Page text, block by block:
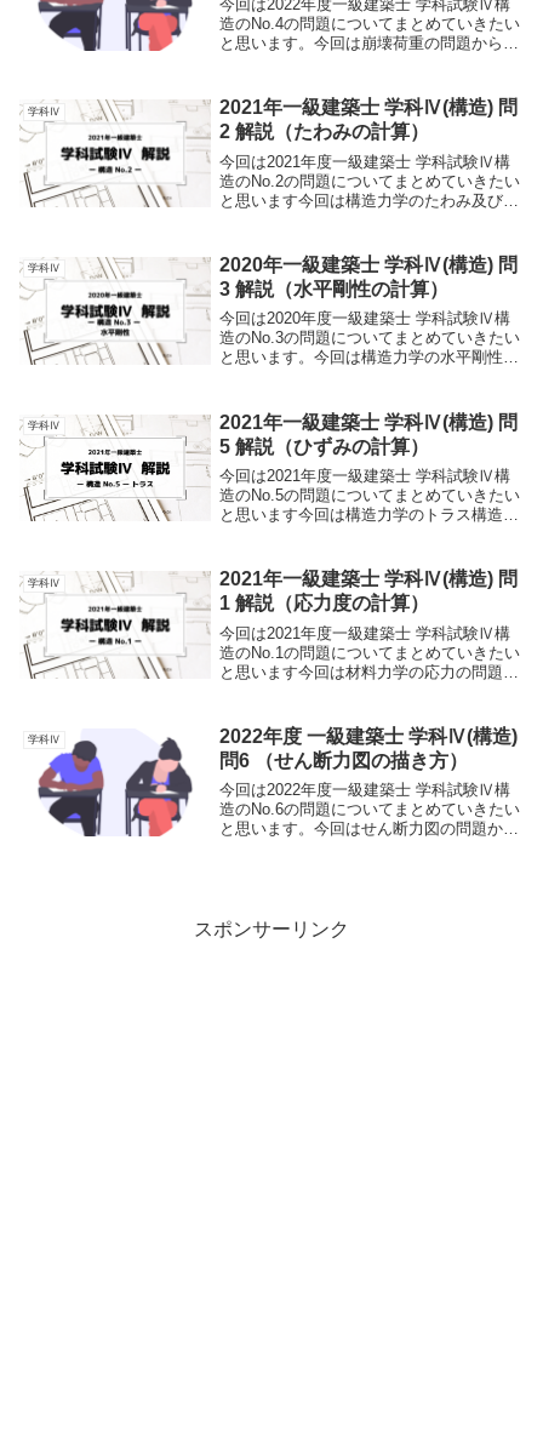
今回は2022年度一級建築士 学科試験Ⅳ構
造のNo.4の問題についてまとめていきたい
と思います。今回は崩壊荷重の問題から出
でも理解できるようにわかりやすく説明し
てい...
学科Ⅳ
2021年一級建築士 学科Ⅳ(構造) 問
2 解説（たわみの計算）
今回は2021年度一級建築士 学科試験Ⅳ構
造のNo.2の問題についてまとめていきたい
と思います今回は構造力学のたわみ及び力
の記事では初学者でも理解できるようにわ
かり...
学科Ⅳ
2020年一級建築士 学科Ⅳ(構造) 問
3 解説（水平剛性の計算）
今回は2020年度一級建築士 学科試験Ⅳ構
造のNo.3の問題についてまとめていきたい
と思います。今回は構造力学の水平剛性の
の記事では初学者でも理解できるようにわ
かり...
学科Ⅳ
2021年一級建築士 学科Ⅳ(構造) 問
5 解説（ひずみの計算）
今回は2021年度一級建築士 学科試験Ⅳ構
造のNo.5の問題についてまとめていきたい
と思います今回は構造力学のトラス構造・
記事では初学者でも理解できるようにわか
りや...
学科Ⅳ
2021年一級建築士 学科Ⅳ(構造) 問
1 解説（応力度の計算）
今回は2021年度一級建築士 学科試験Ⅳ構
造のNo.1の問題についてまとめていきたい
と思います今回は材料力学の応力の問題か
者でも理解できるようにわかりやすく説明
して...
学科Ⅳ
2022年度 一級建築士 学科Ⅳ(構造)
問6 （せん断力図の描き方）
今回は2022年度一級建築士 学科試験Ⅳ構
造のNo.6の問題についてまとめていきたい
と思います。今回はせん断力図の問題から
スポンサーリンク